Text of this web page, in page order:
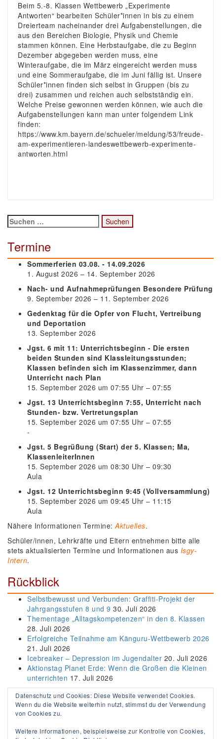
Beim 5.-8. Klassen Wettbewerb „Experimente
Antworten“ bearbeiten Schüler*innen in bis zu einem
Dreierteam nacheinander drei Aufgabenstellungen, die
aus den Bereichen Biologie, Physik und Chemie
stammen können. Eine Herbstaufgabe, die zu Beginn
Dezember abgegeben werden muss, eine
Winteraufgabe, die im März eingereicht werden muss
und eine Sommeraufgabe, die im Juni fällig ist. Unsere
Schüler*innen finden sich selbst in Gruppen (bis zu
drei) zusammen und reichen auch selbstständig ein.
Welche Preise gewonnen werden können, wie auch die
Aufgabenstellungen kann man unter folgendem Link
finden:
https://www.km.bayern.de/schueler/meldung/53/freude-
am-experimentieren-landeswettbewerb-experimente-
antworten.html
Suchen
nach:
Termine
Sommerferien 03.08. - 14.09.2026
1. August 2026 – 14. September 2026
Nach- und Aufnahmeprüfungen Besondere Prüfung
9. September 2026 – 11. September 2026
Gedenktag für die Opfer von Flucht, Vertreibung
und Deportation
13. September 2026
Jgst. 6 mit 11: Unterrichtsbeginn - Die ersten
beiden Stunden sind Klassleitungsstunden;
Klassen befinden sich im Klassenzimmer, dann
Unterricht nach Plan
15. September 2026 um 07:55 Uhr – 07:55
Jgst. 13 Unterrichtsbeginn 7:55, Unterricht nach
Stunden- bzw. Vertretungsplan
15. September 2026 um 07:55 Uhr – 07:55
-
Jgst. 5 Begrüßung (Start) der 5. Klassen; Ma,
KlassenleiterInnen
15. September 2026 um 08:30 Uhr – 09:30
Aula
Jgst. 12 Unterrichtsbeginn 9:45 (Vollversammlung)
15. September 2026 um 09:45 Uhr – 11:15
Aula
Nähere Informationen Termine:Aktuelles.
Schüler/innen, Lehrkräfte und Eltern entnehmen bitte alle
stets aktualisierten Termine und Informationen aus Isgy-
Intern.
Rückblick
Selbstbewusst und Verbunden: Graffiti-Projekt der
Jahrgangsstufen 8 und 9 30. Juli 2026
Thementage „Alltagskompetenzen“ in den 8. Klassen
28. Juli 2026
Erfolgreiche Teilnahme am Känguru-Wettbewerb 2026
21. Juli 2026
Icebreaker – Depression im Jugendalter 20. Juli 2026
Aktionstag Planet Erde: Wenn die Großen die Kleinen
unterrichten 17. Juli 2026
Datenschutz und Cookies: Diese Website verwendet Cookies.
Wenn du die Website weiterhin nutzt, stimmst du der Verwendung
von Cookies zu.
Weitere Informationen, beispielsweise zur Kontrolle von Cookies,